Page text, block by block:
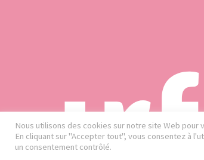
Nous utilisons des cookies sur notre site Web
En cliquant sur "Accepter tout", vous consentez à
un consentement contrôlé.